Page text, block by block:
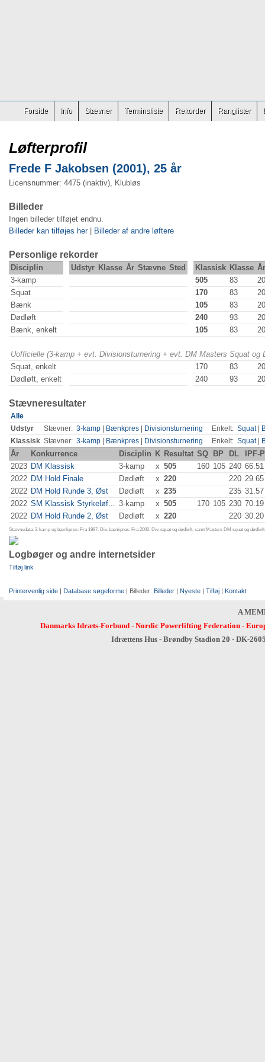
Forside Info Stævner Terminsliste Rekorder Ranglister
Løfterprofil
Frede F Jakobsen (2001), 25 år
Licensnummer: 4475 (inaktiv), Klubløs
Billeder
Ingen billeder tilføjet endnu.
Billeder kan tilføjes her| Billeder af andre løftere
Personlige rekorder
Disciplin Udstyr Klasse År Stævne Sted Klassisk Klasse År
3-kamp
505 83
Squat
170 83
Bænk
105 83
Dødløft
240 93
Bænk, enkelt
105 83
Uofficielle (3-kamp + evt. Divisionsturnering + evt. DM Masters Squat
Squat, enkelt
170 83
Dødløft, enkelt
240 93
Stævneresultater
Alle
Udstyr
Stævner: 3-kamp Bænkpres Divisionsturnering Enkelt: Squat|
Klassisk Stævner: 3-kamp Bænkpres Divisionsturnering Enkelt: Squat|
År Konkurrence Disciplin K Resultat SQ BP DL
IPF-P
2023 DM Klassisk 3-kamp x 505 160 105 240 66.51
2022 DM Hold Finale Dødløft x 220 220 29.65
2022 DM Hold Runde 3, Øst Dødløft x 235 235 31.57
2022 SM Klassisk Styrkeløf... 3-kamp x 505 170 105 230 70.19
2022 DM Hold Runde 2, Øst Dødløft x 220 220 30.20
Stævnedata: 3-kamp og bænkpres: Fra 1997. Div. bænkpres: Fra 2000. Div. squat og dødløft, samt Masters DM squat og
Logbøger og andre internetsider
Tilføj link
Printervenlig side | Database søgeforme | Billeder: Billeder | Nyeste | Tilføj | Kontakt
A
Danmarks Idræts-Forbund- Nordic Powerlifting Federation-
Idrættens Hus - Brøndby Stadion 20 - DK-